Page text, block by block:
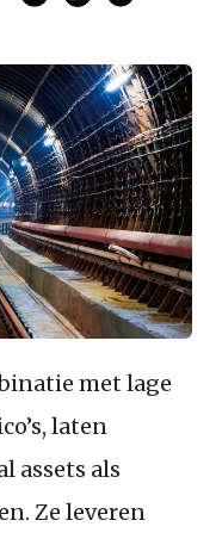
met lage
laten
assets als
Ze leveren